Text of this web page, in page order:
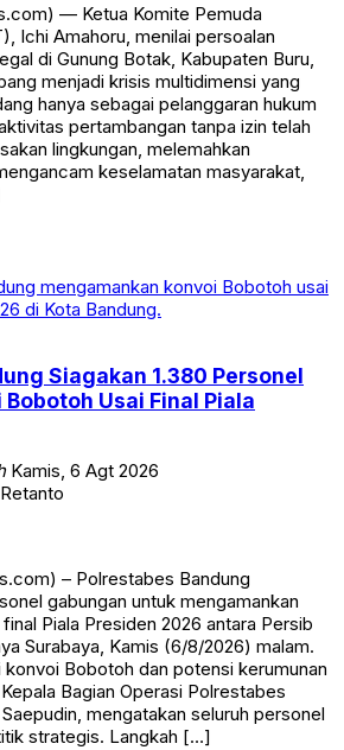
— Ketua Komite Pemuda
Ichi Amahoru, menilai persoalan
di Gunung Botak, Kabupaten Buru,
menjadi krisis multidimensi yang
hanya sebagai pelanggaran hukum
pertambangan tanpa izin telah
lingkungan, melemahkan
keselamatan masyarakat,
Siagakan 1.380 Personel
Usai Final Piala
Kamis, 6 Agt 2026
– Polrestabes Bandung
gabungan untuk mengamankan
Piala Presiden 2026 antara Persib
Surabaya, Kamis (6/8/2026) malam.
Bobotoh dan potensi kerumunan
Bagian Operasi Polrestabes
mengatakan seluruh personel
strategis. Langkah […]